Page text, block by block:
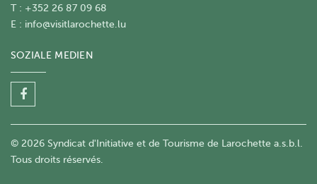
T : +352 26 87 09 68
E : info@visitlarochette.lu
SOZIALE MEDIEN
© 2026 Syndicat d'Initiative et de Tourisme de Larochette a.s.b.l.
Tous droits réservés.